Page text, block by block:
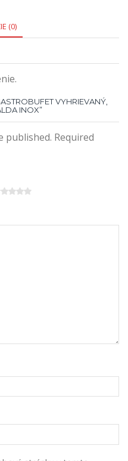
(0)
VYHRIEVANÝ,
INOX”
published. Required